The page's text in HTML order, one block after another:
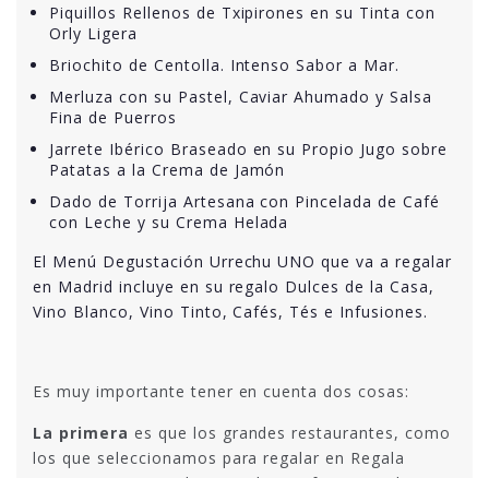
Piquillos Rellenos de Txipirones en su Tinta con
Orly Ligera
Briochito de Centolla. Intenso Sabor a Mar.
Merluza con su Pastel, Caviar Ahumado y Salsa
Fina de Puerros
Jarrete Ibérico Braseado en su Propio Jugo sobre
Patatas a la Crema de Jamón
Dado de Torrija Artesana con Pincelada de Café
con Leche y su Crema Helada
El Menú Degustación Urrechu UNO que va a regalar
en Madrid incluye en su regalo Dulces de la Casa,
Vino Blanco, Vino Tinto, Cafés, Tés e Infusiones.
Es muy importante tener en cuenta dos cosas:
La primera es que los grandes restaurantes, como
los que seleccionamos para regalar en Regala